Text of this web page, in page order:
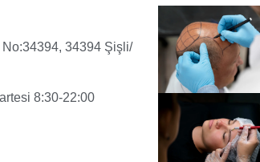
34394 Şişli/
8:30-22:00